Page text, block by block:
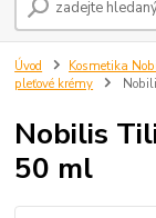
Úvod Kosmetika
pleťové krémy
Nobilis
50 ml